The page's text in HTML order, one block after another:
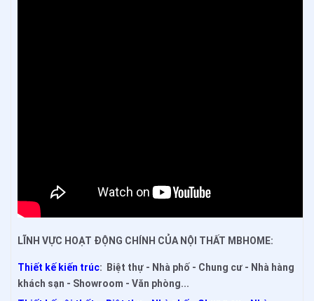
LĨNH VỰC HOẠT ĐỘNG CHÍNH CỦA NỘI THẤT MBHOME:
Thiết kế kiến trúc: Biệt thự - Nhà phố - Chung cư - Nhà hàng
khách sạn - Showroom - Văn phòng...